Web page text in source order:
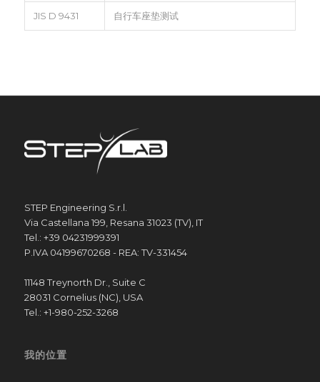
JIS D 9431 自行车座垫测试
STEP Engineering S.r.l.
Via Castellana 199, Resana 31023 (TV), IT
Tel.: +39 04231999391
P.IVA 04199670268 - REA: TV-331454
11148 Treynorth Dr., Suite C
28031 Cornelius (NC), USA
Tel.: +1-980-252-3268
我的位置